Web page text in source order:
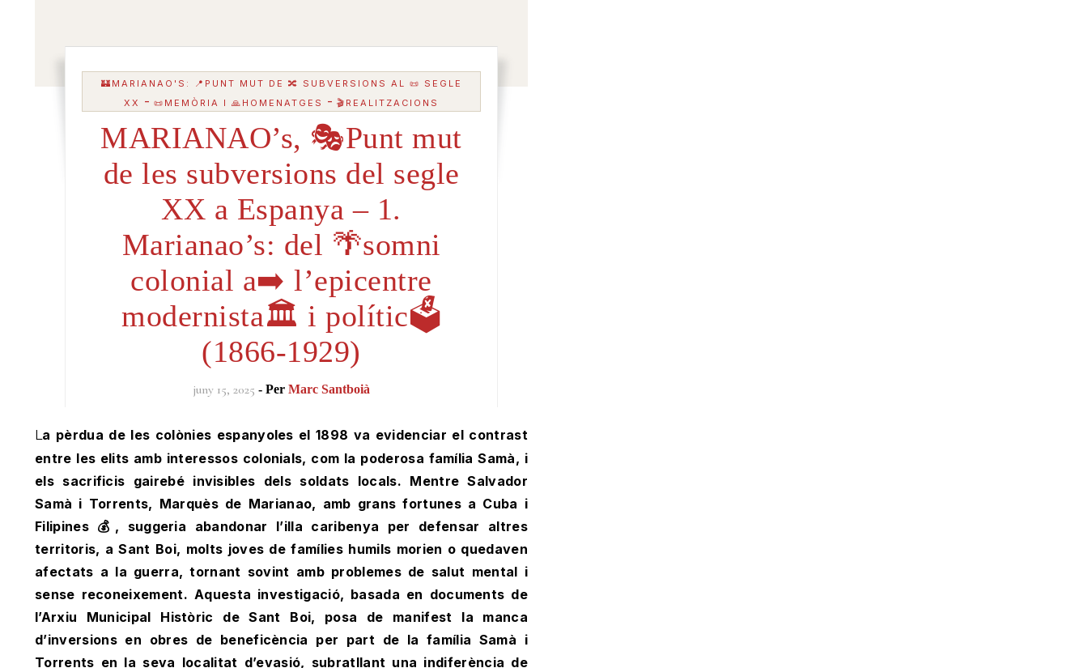
🏰MARIANAO'S: 📍PUNT MUT DE 🔀 SUBVERSIONS AL 📜 SEGLE
XX
- 📜MEMÒRIA I 🙏HOMENATGES - 🎬REALITZACIONS
MARIANAO’s, 🎭Punt mut
de les subversions del segle
XX a Espanya – 1.
Marianao’s: del 🌴somni
colonial a➡️ l’epicentre
modernista🏛️ i polític🗳️
(1866-1929)
juny 15, 2025 - Per Marc Santboià
La pèrdua de les colònies espanyoles el 1898 va evidenciar el contrast
entre les elits amb interessos colonials, com la poderosa família Samà, i
els sacrificis gairebé invisibles dels soldats locals. Mentre Salvador
Samà i Torrents, Marquès de Marianao, amb grans fortunes a Cuba i
Filipines 💰, suggeria abandonar l’illa caribenya per defensar altres
territoris, a Sant Boi, molts joves de famílies humils morien o quedaven
afectats a la guerra, tornant sovint amb problemes de salut mental i
sense reconeixement. Aquesta investigació, basada en documents de
l’Arxiu Municipal Històric de Sant Boi, posa de manifest la manca
d’inversions en obres de beneficència per part de la família Samà i
Torrents en la seva localitat d’evasió, subratllant una indiferència de